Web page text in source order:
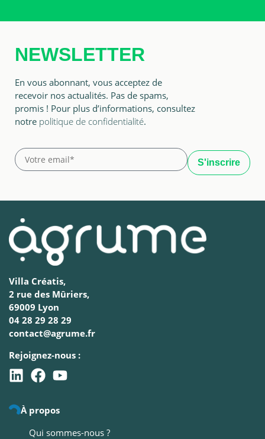
NEWSLETTER
En vous abonnant, vous acceptez de
recevoir nos actualités. Pas de spams,
promis ! Pour plus d’informations, consultez
notre politique de confidentialité.
Villa Créatis,
2 rue des Mûriers,
69009 Lyon
04 28 29 28 29
contact@agrume.fr
Rejoignez-nous :
À propos
Qui sommes-nous ?